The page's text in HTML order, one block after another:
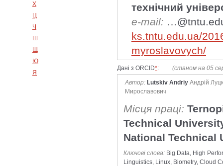
Х
Ц
Ч
Ш
Щ
Ю
Я
технічний
e-mail:
ks.tntu.edu.ua/
myroslavovych/
Дані з ORCID*: (станом на 05
Автор: Lutskiv Andriy Андрій
Мирославович
Місця праці:
Technical
National Technical
Ключові слова: Big Data, High
Linguistics, Linux, Biometry, Cloud